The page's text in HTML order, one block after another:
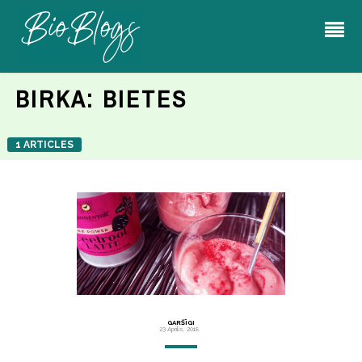
BIRKA: BIETES
1 ARTICLES
GARŠĪGI
23 Aprīlis, 2018